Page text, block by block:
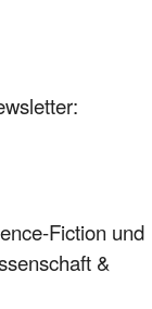
Fiction und
&